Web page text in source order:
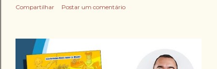
Compartilhar Postar um comentário